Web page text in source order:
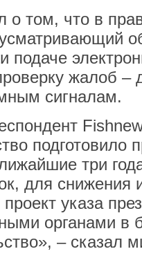
о том, что в
подаче
жалоб –
сигналам.
подготовило
три
для снижения
указа
органами в
– сказал